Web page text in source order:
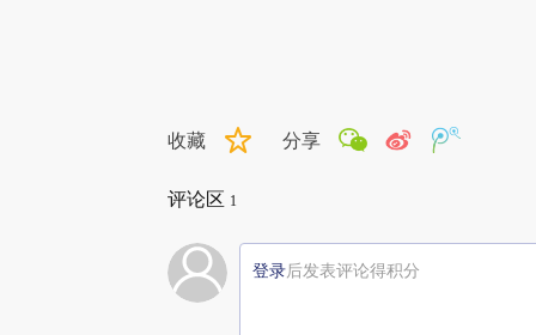
收藏 分享
评论区 1
登录后发表评论得积分